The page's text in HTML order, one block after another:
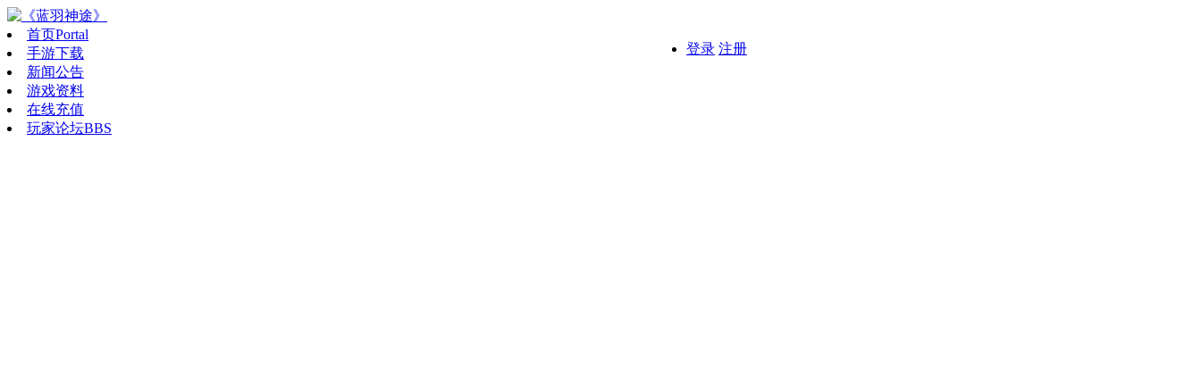
首页Portal
手游下载
新闻公告
游戏资料
在线充值
玩家论坛BBS
登录 注册